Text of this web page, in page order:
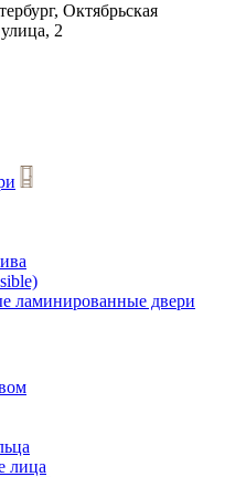
Октябрьская
2
ламинированные двери
лица